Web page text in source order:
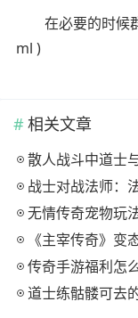
在必要的时候
ml )
相关文章
散人战斗中道士
战士对战法师：
无情传奇宠物玩
《主宰传奇》变
传奇手游福利怎
道士练骷髅可去